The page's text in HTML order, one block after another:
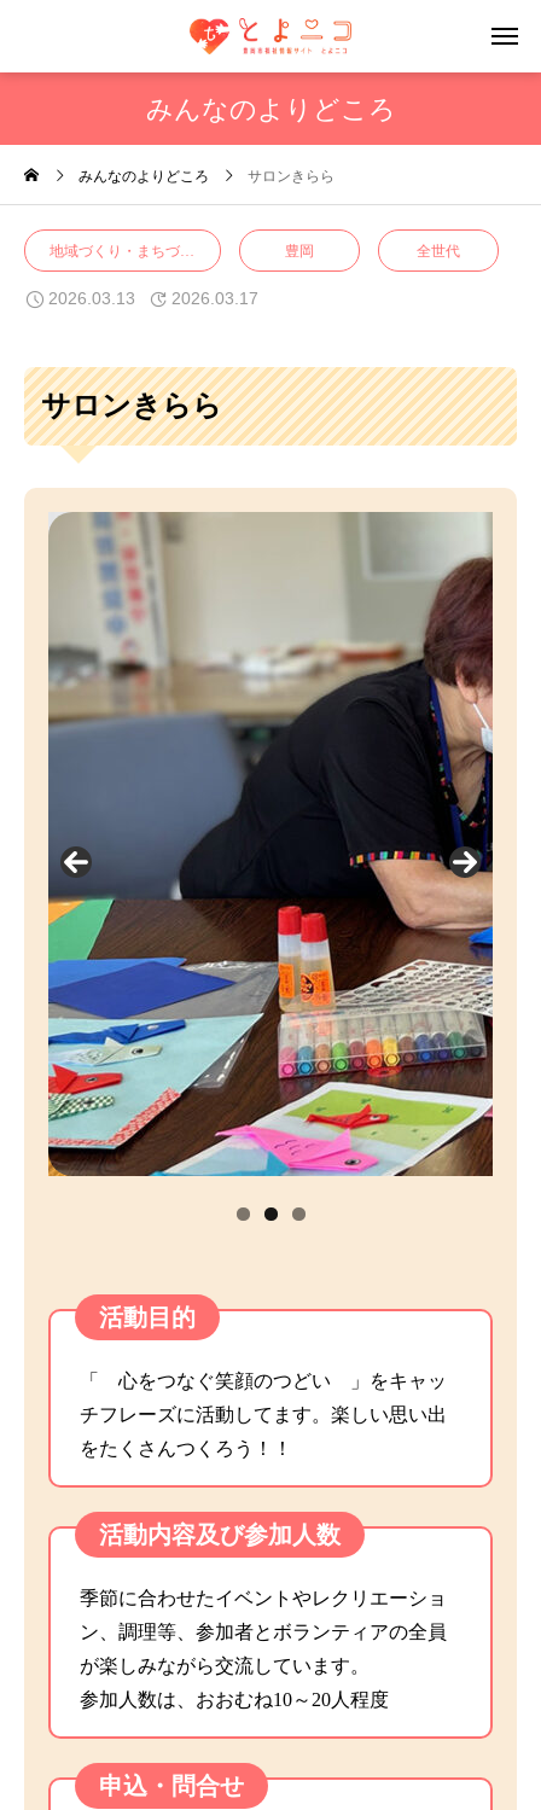
みんなのよりどころ
みんなのよりどころ サロンきらら
地域づくり・まちづくり 障がい ボランティア
豊岡 全世代
2026.03.13 2026.03.17
サロンきらら
活動目的
「 心をつなぐ笑顔のつどい 」をキャッ
チフレーズに活動してます。楽しい思い出
をたくさんつくろう！！
活動内容及び参加人数
季節に合わせたイベントやレクリエーショ
ン、調理等、参加者とボランティアの全員
が楽しみながら交流しています。
参加人数は、おおむね10～20人程度
申込・問合せ